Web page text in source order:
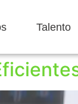
Talento